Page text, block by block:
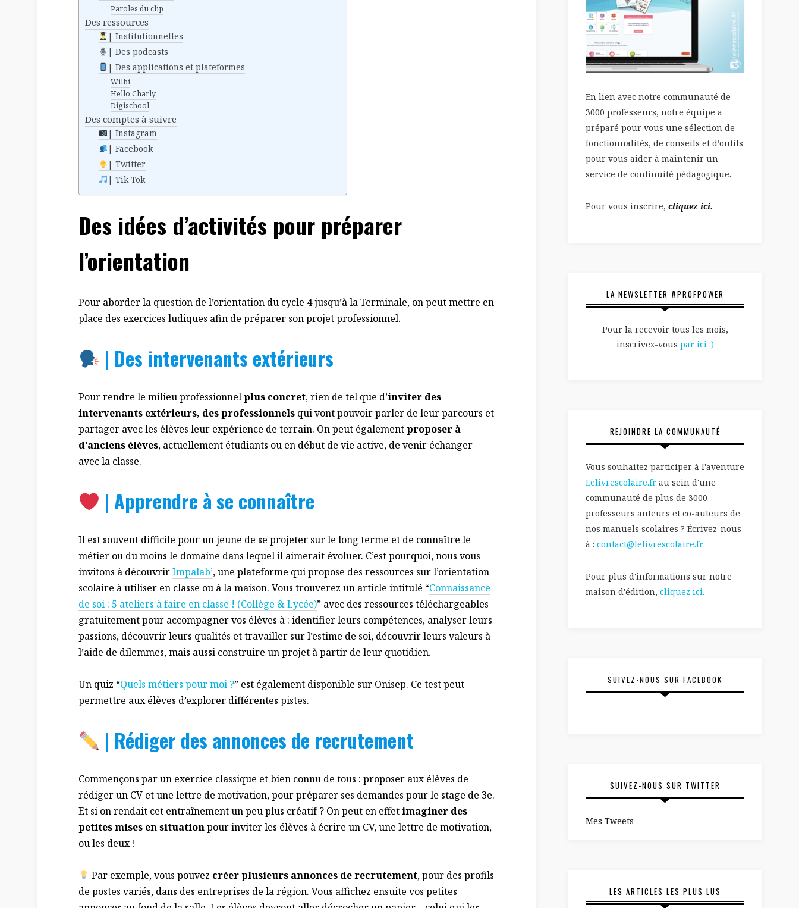
Paroles du clip
Des ressources
| Institutionnelles
| Des podcasts
| Des applications et plateformes
Wilbi
Hello Charly
Digischool
Des comptes à suivre
| Instagram
| Facebook
| Twitter
| Tik Tok
Des idées d’activités pour préparer
l’orientation
Pour aborder la question de l’orientation du cycle 4 jusqu’à la Terminale, on peut mettre en
place des exercices ludiques afin de préparer son projet professionnel.
| Des intervenants extérieurs
Pour rendre le milieu professionnelplus concret, rien de tel que d’inviter des
intervenants extérieurs, des professionnels qui vont pouvoir parler de leur parcours et
partager avec les élèves leur expérience de terrain. On peut égalementproposer à
d’anciens élèves, actuellement étudiants ou en début de vie active, de venir échanger
avec la classe.
| Apprendre à se connaître
Il est souvent difficile pour un jeune de se projeter sur le long terme et de connaître le
métier ou du moins le domaine dans lequel il aimerait évoluer. C’est pourquoi, nous vous
invitons à découvrirImpalab’, une plateforme qui propose des ressources sur l’orientation
scolaire à utiliser en classe ou à la maison. Vous trouverez un article intitulé “Connaissance
de soi : 5 ateliers à faire en classe ! (Collège & Lycée)” avec des ressources téléchargeables
gratuitement pour accompagner vos élèves à : identifier leurs compétences, analyser leurs
passions, découvrir leurs qualités et travailler sur l’estime de soi, découvrir leurs valeurs à
l’aide de dilemmes, mais aussi construire un projet à partir de leur quotidien.
Un quiz “Quels métiers pour moi ?” est également disponible sur Onisep. Ce test peut
permettre aux élèves d’explorer différentes pistes.
| Rédiger des annonces de recrutement
Commençons par un exercice classique et bien connu de tous : proposer aux élèves de
rédiger un CV et une lettre de motivation, pour préparer ses demandes pour le stage de 3e.
Et si on rendait cet entraînement un peu plus créatif ? On peut en effetimaginer des
petites mises en situationpour inviter les élèves à écrire un CV, une lettre de motivation,
ou les deux !
Par exemple, vous pouvez créer plusieurs annonces de recrutement, pour des profils
de postes variés, dans des entreprises de la région. Vous affichez ensuite vos petites
En lien avec notre communauté de
3000 professeurs, notre équipe a
préparé pour vous une sélection de
fonctionnalités, de conseils et d’outils
pour vous aider à maintenir un
service de continuité pédagogique.
Pour vous inscrire, cliquez ici.
LA NEWSLETTER #PROFPOWER
Pour la recevoir tous les mois,
inscrivez-vous par ici :)
REJOINDRE LA COMMUNAUTÉ
Vous souhaitez participer à l'aventure
Lelivrescolaire.fr au sein d'une
communauté de plus de 3000
professeurs auteurs et co-auteurs de
nos manuels scolaires ? Écrivez-nous
à : contact@lelivrescolaire.fr
Pour plus d'informations sur notre
maison d'édition, cliquez ici.
SUIVEZ-NOUS SUR FACEBOOK
SUIVEZ-NOUS SUR TWITTER
Mes Tweets
LES ARTICLES LES PLUS LUS